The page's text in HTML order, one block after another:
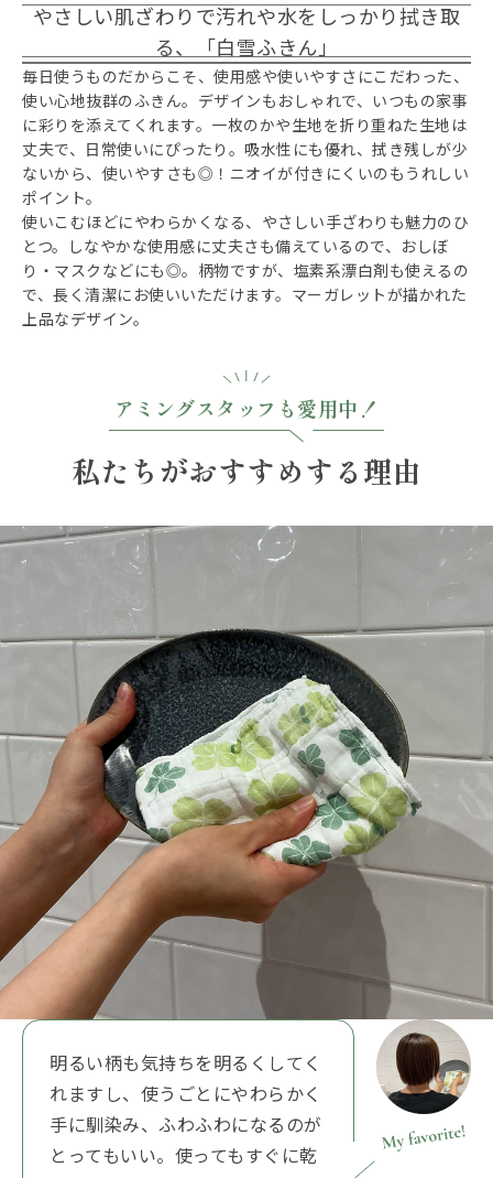
やさしい肌ざわりで汚れや水をしっかり拭き取
る、「白雪ふきん」
毎日使うものだからこそ、使用感や使いやすさにこだわった、
使い心地抜群のふきん。デザインもおしゃれで、いつもの家事
に彩りを添えてくれます。一枚のかや生地を折り重ねた生地は
丈夫で、日常使いにぴったり。吸水性にも優れ、拭き残しが少
ないから、使いやすさも◎！ニオイが付きにくいのもうれしい
ポイント。
使いこむほどにやわらかくなる、やさしい手ざわりも魅力のひ
とつ。しなやかな使用感に丈夫さも備えているので、おしぼ
り・マスクなどにも◎。柄物ですが、塩素系漂白剤も使えるの
で、長く清潔にお使いいただけます。マーガレットが描かれた
上品なデザイン。
アミングスタッフも愛用中！
私たちがおすすめする理由
明るい柄も気持ちを明るくしてく
れますし、使うごとにやわらかく
手に馴染み、ふわふわになるのが
とってもいい。使ってもすぐに乾